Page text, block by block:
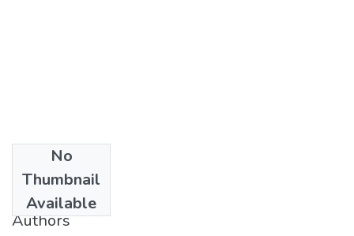
No
Thumbnail
Available
1976
Authors